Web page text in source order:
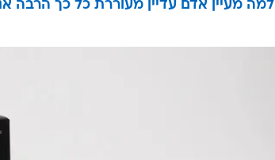
מעיין אדם עדיין מעוררת כל כך הרבה